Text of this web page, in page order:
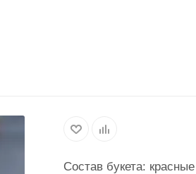
Состав букета: